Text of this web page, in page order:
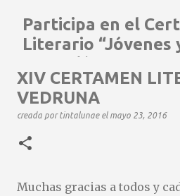
Participa en el
Literario “Jóvenes
creada portintalunae el octubre 28, 2025
La Región os ofrece la oportunidad
imaginación, dar forma a vuestras
el poder de la palabra. algo valioso
crecer como escritores e incluso
fluyan. Y quién sabe… ¡quizás
XIV CERTAMEN
VEDRUNA
creada portintalunae el mayo 23, 2016
Muchas gracias a todos y